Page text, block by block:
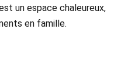
un espace chaleureux,
en famille.